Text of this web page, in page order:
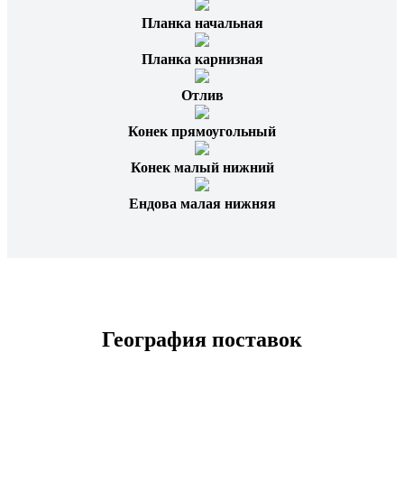
Планка начальная
Планка карнизная
Отлив
Конек прямоугольный
Конек малый нижний
Ендова малая нижняя
География поставок